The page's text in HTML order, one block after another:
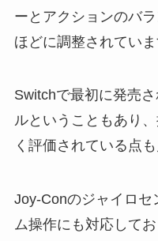
ーとアクションのバ
ほどに調整されていま
Switchで最初に発売
ルということもあり
く評価されている点も
Joy-Conのジャイロセ
ム操作にも対応して